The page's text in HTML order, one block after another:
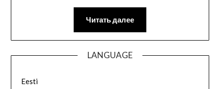
Читать далее
LANGUAGE
Eesti